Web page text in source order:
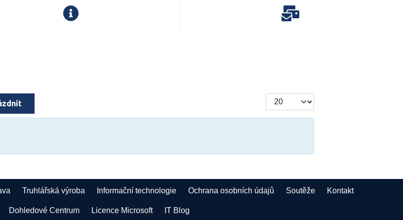
Počet zobrazení
Truhlářská výroba Informační technologie Ochrana osobních údajů Soutěže Kontakt
Dohledové Centrum Licence Microsoft IT Blog